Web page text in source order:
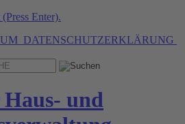
Enter).
DATENSCHUTZERKLÄRUNG